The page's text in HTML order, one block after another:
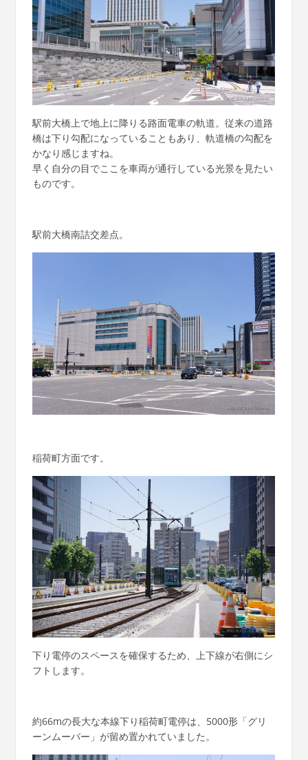
駅前大橋上で地上に降りる路面電車の軌道。従来の道路
橋は下り勾配になっていることもあり、軌道橋の勾配を
かなり感じますね。
早く自分の目でここを車両が通行している光景を見たい
ものです。
駅前大橋南詰交差点。
稲荷町方面です。
下り電停のスペースを確保するため、上下線が右側にシ
フトします。
約66mの長大な本線下り稲荷町電停は、5000形「グリ
ーンムーバー」が留め置かれていました。